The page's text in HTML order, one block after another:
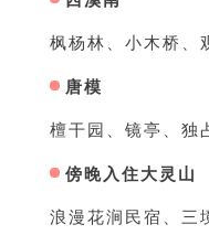
枫杨林、小木桥、
唐模
檀干园、镜亭、独
傍晚入住大灵山
浪漫花涧民宿、三